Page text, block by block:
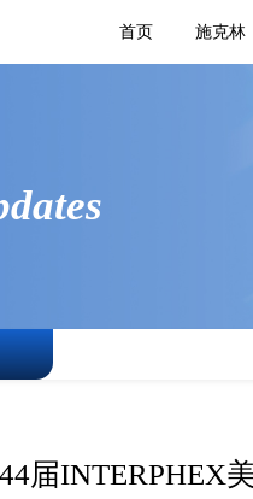
首页 施克林
届INTERPHEX